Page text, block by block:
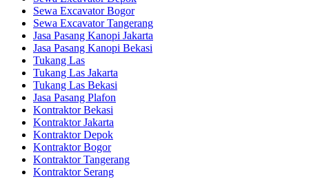
Sewa Excavator Bogor
Sewa Excavator Tangerang
Jasa Pasang Kanopi Jakarta
Jasa Pasang Kanopi Bekasi
Tukang Las
Tukang Las Jakarta
Tukang Las Bekasi
Jasa Pasang Plafon
Kontraktor Bekasi
Kontraktor Jakarta
Kontraktor Depok
Kontraktor Bogor
Kontraktor Tangerang
Kontraktor Serang